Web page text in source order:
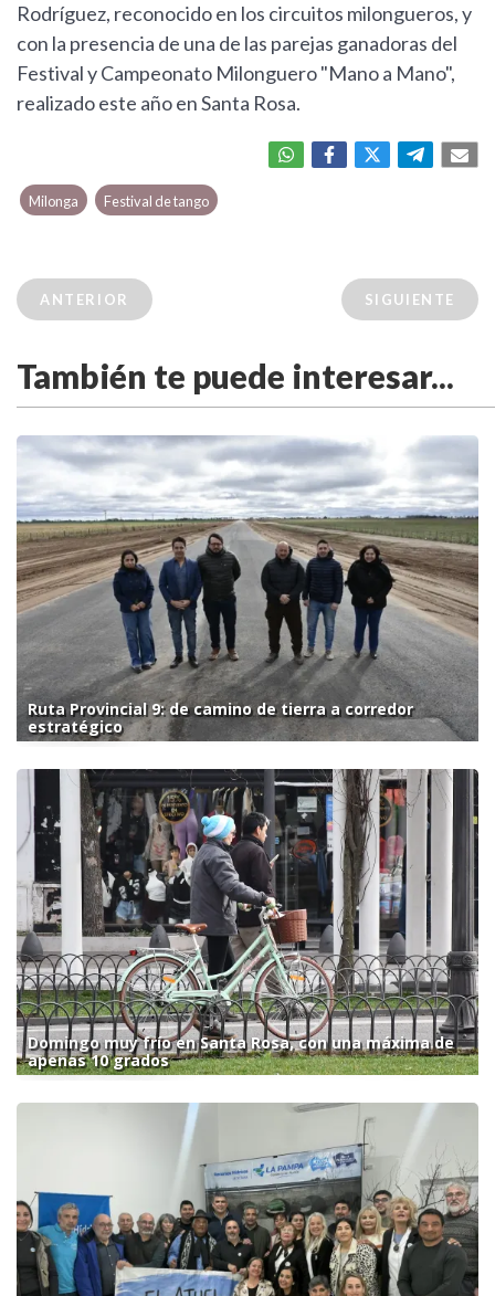
Rodríguez, reconocido en los circuitos milongueros, y
con la presencia de una de las parejas ganadoras del
Festival y Campeonato Milonguero "Mano a Mano",
realizado este año en Santa Rosa.
Milonga Festival de tango
ANTERIOR SIGUIENTE
También te puede interesar...
Ruta Provincial 9: de camino de tierra a corredor
estratégico
Domingo muy frío en Santa Rosa, con una máxima de
apenas 10 grados